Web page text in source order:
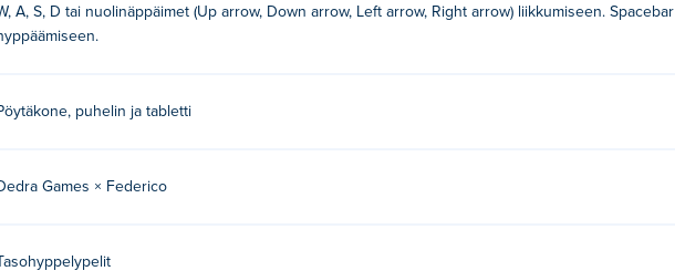
-peliä ilmaiseksi?
A, S, D tai nuolinäppäimet (Up arrow, Down arrow, Left arrow, Right arrow) liikkumiseen. Spacebar
puhelin ja tabletti
Games × Federico
Tasohyppelypelit